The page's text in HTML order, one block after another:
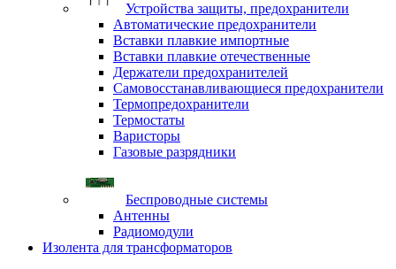
Устройства защиты, предохранители
Автоматические предохранители
Вставки плавкие импортные
Вставки плавкие отечественные
Держатели предохранителей
Самовосстанавливающиеся предохранители
Термопредохранители
Термостаты
Варисторы
Газовые разрядники
Беспроводные системы
Антенны
Радиомодули
Изолента для трансформаторов